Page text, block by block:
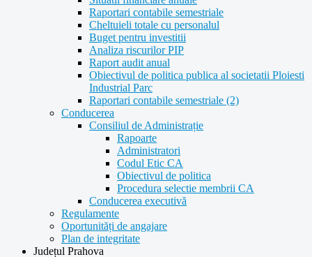
Raportari contabile semestriale
Cheltuieli totale cu personalul
Buget pentru investitii
Analiza riscurilor PIP
Raport audit anual
Obiectivul de politica publica al societatii Ploiesti
Industrial Parc
Raportari contabile semestriale (2)
Conducerea
Consiliul de Administrație
Rapoarte
Administratori
Codul Etic CA
Obiectivul de politica
Procedura selectie membrii CA
Conducerea executivă
Regulamente
Oportunități de angajare
Plan de integritate
Județul Prahova